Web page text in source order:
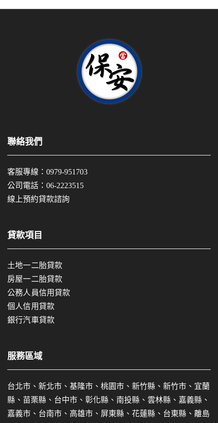
聯絡我們
客服專線： 0979-951703
公司電話： 06-2223515
線上預約貸款諮詢
貸款項目
土地一二胎貸款
房屋一二胎貸款
公務人員信用貸款
個人信用貸款
銀行汽車貸款
服務區域
台北市、新北市、基隆市、桃園市、新竹縣、新竹市、宜蘭
縣、苗栗縣、台中市、彰化縣、南投縣、雲林縣、嘉義縣、
嘉義市、台南市、高雄市、屏東縣、花蓮縣、台東縣、離島